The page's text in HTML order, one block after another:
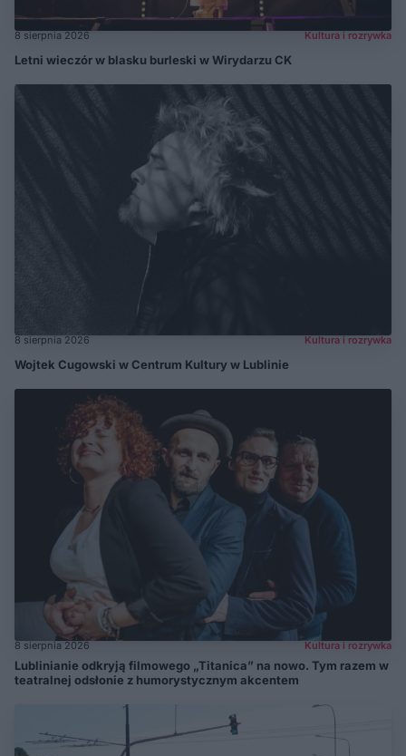
8 sierpnia 2026 Kultura i rozrywka
Letni wieczór w blasku burleski w Wirydarzu CK
8 sierpnia 2026 Kultura i rozrywka
Wojtek Cugowski w Centrum Kultury w Lublinie
8 sierpnia 2026 Kultura i rozrywka
Lublinianie odkryją filmowego „Titanica” na nowo. Tym razem w
teatralnej odsłonie z humorystycznym akcentem